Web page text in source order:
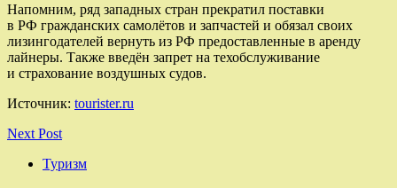
Напомним, ряд западных стран прекратил поставки
в РФ гражданских самолётов и запчастей и обязал своих
лизингодателей вернуть из РФ предоставленные в аренду
лайнеры. Также введён запрет на техобслуживание
и страхование воздушных судов.
Источник: tourister.ru
Next Post
Туризм